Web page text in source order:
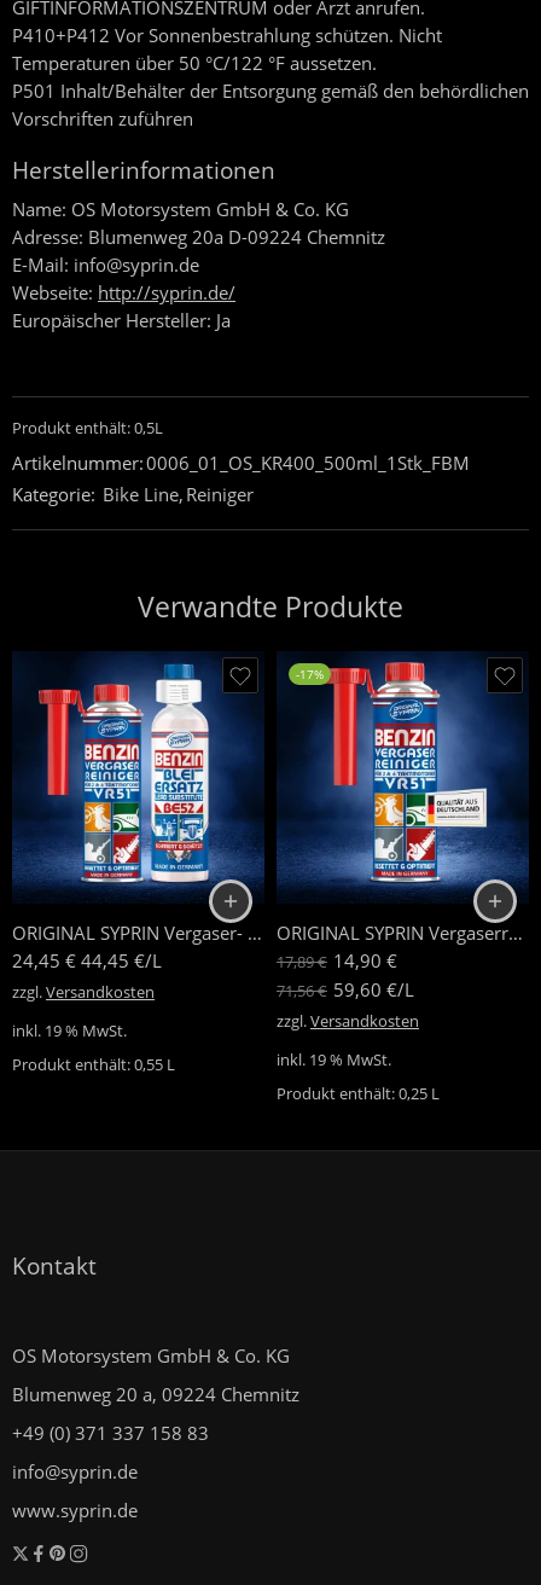
GIFTINFORMATIONSZENTRUM oder Arzt anrufen.
P410+P412 Vor Sonnenbestrahlung schützen. Nicht
Temperaturen über 50 °C/122 °F aussetzen.
P501 Inhalt/Behälter der Entsorgung gemäß den behördlichen
Vorschriften zuführen
Herstellerinformationen
Name: OS Motorsystem GmbH & Co. KG
Adresse: Blumenweg 20a D-09224 Chemnitz
E-Mail: info@syprin.de
Webseite: http://syprin.de/
Europäischer Hersteller: Ja
Produkt enthält: 0,5L
Artikelnummer:0006_01_OS_KR400_500ml_1Stk_FBM
Kategorie: Bike Line, Reiniger
Verwandte Produkte
ORIGINAL SYPRIN Vergaser- / Bleiersatz Set
24,45 € 44,45 €/L
zzgl.Versandkosten
inkl. 19 % MwSt.
Produkt enthält: 0,55 L
-17%
ORIGINAL SYPRIN Vergaserreiniger
17,89€ 14,90 €
71,56€ 59,60 €/L
zzgl.Versandkosten
inkl. 19 % MwSt.
Produkt enthält: 0,25 L
Kontakt
OS Motorsystem GmbH & Co. KG
Blumenweg 20 a, 09224 Chemnitz
+49 (0) 371 337 158 83
info@syprin.de
www.syprin.de